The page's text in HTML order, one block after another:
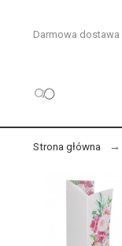
Darmowa dostawa
Strona główna